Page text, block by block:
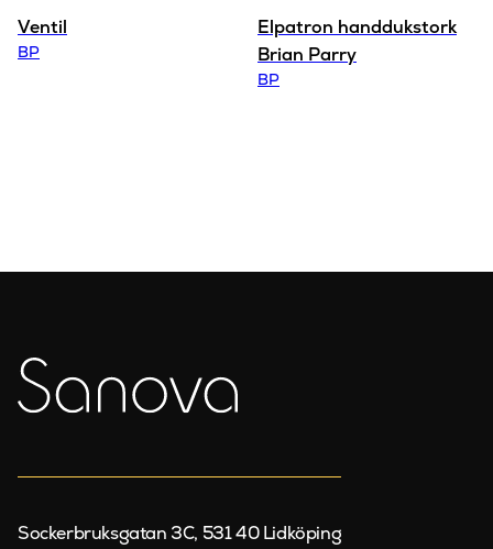
Ventil
BP
Elpatron handdukstork
Brian Parry
BP
Sockerbruksgatan 3C, 531 40 Lidköping